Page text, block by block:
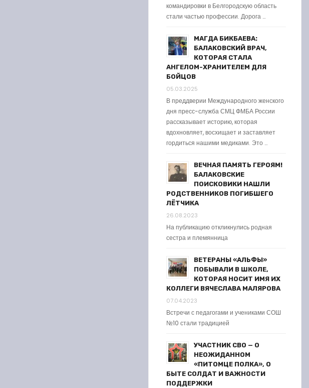
командировки в Белгородскую область
стали частью профессии. Дорога …
МАГДА БИКБАЕВА:
БАЛАКОВСКИЙ ВРАЧ,
КОТОРАЯ СТАЛА
АНГЕЛОМ-ХРАНИТЕЛЕМ ДЛЯ
БОЙЦОВ
05.03.2025
В преддверии Международного женского
дня пресс-служба СМЦ ФМБА России
рассказывает историю, которая
вдохновляет, восхищает и заставляет
гордиться нашими медиками. Это …
ВЕЧНАЯ ПАМЯТЬ ГЕРОЯМ!
БАЛАКОВСКИЕ
ПОИСКОВИКИ НАШЛИ
РОДСТВЕННИКОВ ПОГИБШЕГО
ЛЁТЧИКА
26.08.2023
На публикацию откликнулись родная
сестра и племянница
ВЕТЕРАНЫ «АЛЬФЫ»
ПОБЫВАЛИ В ШКОЛЕ,
КОТОРАЯ НОСИТ ИМЯ ИХ
КОЛЛЕГИ ВЯЧЕСЛАВА МАЛЯРОВА
07.04.2023
Встречи с педагогами и учениками СОШ
№10 стали традицией
УЧАСТНИК СВО — О
НЕОЖИДАННОМ
«ПИТОМЦЕ ПОЛКА», О
БЫТЕ СОЛДАТ И ВАЖНОСТИ
ПОДДЕРЖКИ